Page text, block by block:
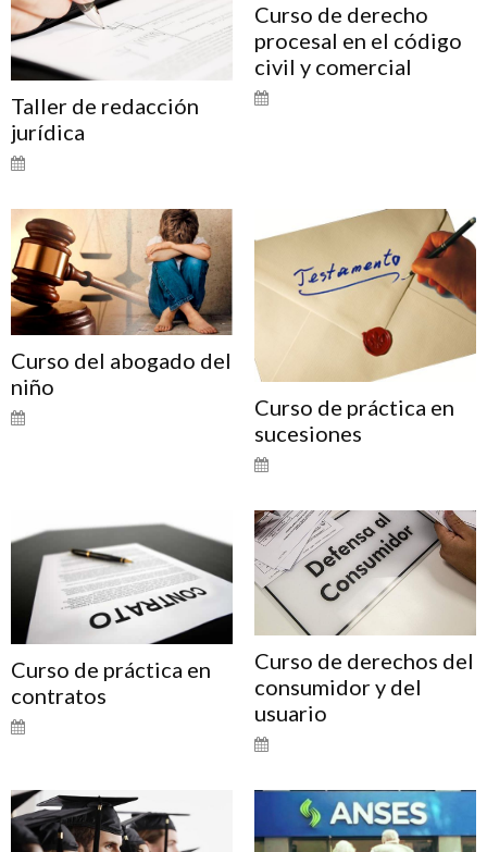
Taller de redacción
jurídica
Curso de derecho
procesal en el código
civil y comercial
Curso del abogado del
niño
Curso de práctica en
sucesiones
Curso de práctica en
contratos
Curso de derechos del
consumidor y del
usuario